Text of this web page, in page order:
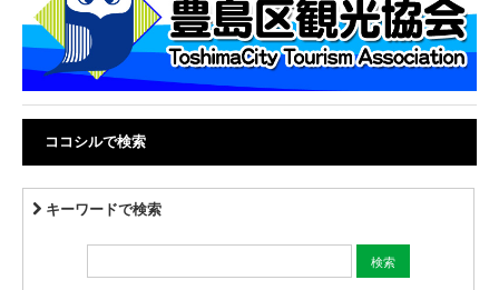
ココシルで検索
キーワードで検索